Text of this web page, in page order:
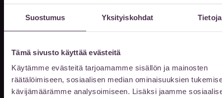
Suostumus Yksityiskohdat Tietoja
Tämä sivusto käyttää evästeitä
Käytämme evästeitä tarjoamamme sisällön ja mainosten
räätälöimiseen, sosiaalisen median ominaisuuksien
kävijämäärämme analysoimiseen. Lisäksi jaamme
Aukioloajat
Vastaanottomme on auki ajanvarauksella
arkisin klo 10-20. Muina aikoina
sopimuksen mukaan.